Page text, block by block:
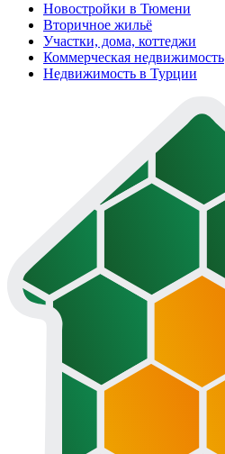
Новостройки в Тюмени
Вторичное жильё
Участки, дома, коттеджи
Коммерческая недвижимость
Недвижимость в Турции